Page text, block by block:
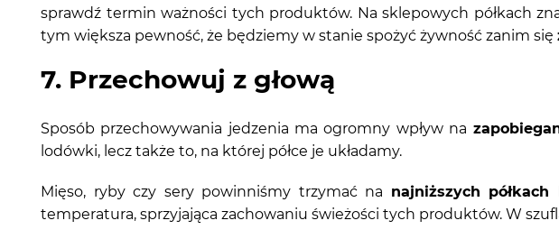
sprawdź termin ważności tych produktów. Na sklepowych półkach
tym większa pewność, że będziemy w stanie spożyć żywność zanim się
7. Przechowuj z głową
Sposób przechowywania jedzenia ma ogromny wpływ na
lodówki, lecz także to, na której półce je układamy.
Mięso, ryby czy sery powinniśmy trzymać na najniższych
temperatura, sprzyjająca zachowaniu świeżości tych produktów. W